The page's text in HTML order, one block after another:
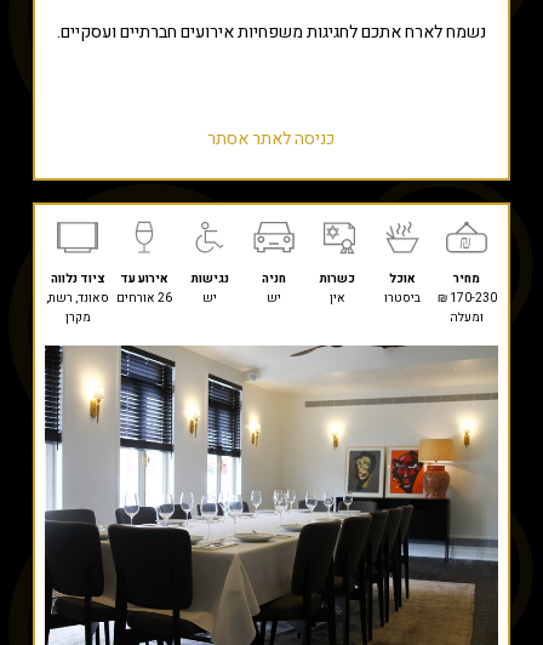
נשמח לארח אתכם לחגיגות משפחיות אירועים חברתיים ועסקיים.
כניסה לאתר אסתר
מחיר אוכל כשרות חניה נגישות אירוע עד
ציוד נלווה
170-230 ₪
ומעלה
ביסטרו אין יש יש 26 אורחים
סאונד, רשת,
מקרן